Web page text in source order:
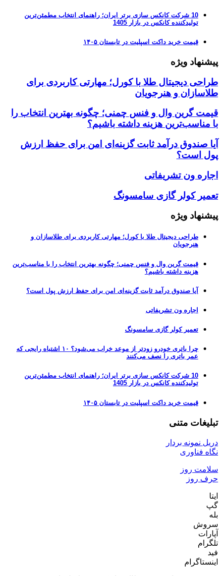
10 شرکت کانکس سازی برتر ایران؛ راهنمای انتخاب مطمئن‌ترین
تولیدکننده کانکس در بازار 1405
قیمت خرید داکت اسپلیت در تابستان ۱۴۰۵
پیشنهاد ویژه
طراحی دیجیتال طلا با کورل؛ مهارتی کاربردی برای
طلاسازان و هنرجویان
قیمت گرین وال و فنس چمنی؛ چگونه بهترین انتخاب را
با مناسب‌ترین هزینه داشته باشیم؟
آیا صندوق درآمد ثابت گزینه‌ای امن برای حفظ ارزش
پول است؟
اجاره ون تشریفاتی
تعمیر کولر گازی سامسونگ
پیشنهاد ویژه
طراحی دیجیتال طلا با کورل؛ مهارتی کاربردی برای طلاسازان و
هنرجویان
قیمت گرین وال و فنس چمنی؛ چگونه بهترین انتخاب را با مناسب‌ترین
هزینه داشته باشیم؟
آیا صندوق درآمد ثابت گزینه‌ای امن برای حفظ ارزش پول است؟
اجاره ون تشریفاتی
تعمیر کولر گازی سامسونگ
چرا باتری خودرو زودتر از موعد خراب می‌شود؟ ۱۰ اشتباه رایجی که
عمر باتری را نصف می‌کنند
10 شرکت کانکس سازی برتر ایران؛ راهنمای انتخاب مطمئن‌ترین
تولیدکننده کانکس در بازار 1405
قیمت خرید داکت اسپلیت در تابستان ۱۴۰۵
تبلیغات متنی
دریل نمونه بردار
نگاه فناوری
سلامت روز
حرف روز
ایتا
گپ
بله
سروش
آپارات
تلگرام
فید
اینستاگرام